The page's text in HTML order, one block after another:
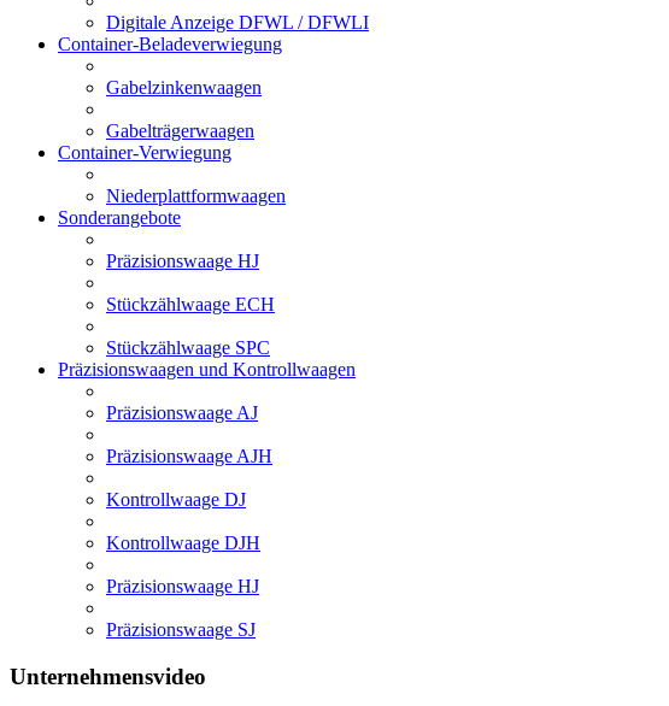
Digitale Anzeige DFWL / DFWLI
Container-Beladeverwiegung
Gabelzinkenwaagen
Gabelträgerwaagen
Container-Verwiegung
Niederplattformwaagen
Sonderangebote
Präzisionswaage HJ
Stückzählwaage ECH
Stückzählwaage SPC
Präzisionswaagen und Kontrollwaagen
Präzisionswaage AJ
Präzisionswaage AJH
Kontrollwaage DJ
Kontrollwaage DJH
Präzisionswaage HJ
Präzisionswaage SJ
Unternehmensvideo